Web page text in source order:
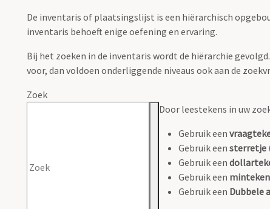
De inventaris of plaatsingslijst is een hiërarchisch
inventaris behoeft enige oefening en ervaring.
Bij het zoeken in de inventaris wordt de hiërarchie
voor, dan voldoen onderliggende niveaus ook aan de
Zoek
Door leestekens in uw
Gebruik een
Gebruik een sterretje
Gebruik een
Gebruik een
Gebruik een Dubbele